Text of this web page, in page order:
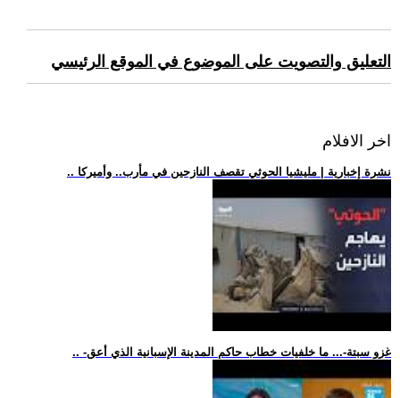
التعليق والتصويت على الموضوع في الموقع الرئيسي
اخر الافلام
.. نشرة إخبارية | مليشيا الحوثي تقصف النازحين في مأرب.. وأميركا
.. -غزو سبتة-... ما خلفيات خطاب حاكم المدينة الإسبانية الذي أعق